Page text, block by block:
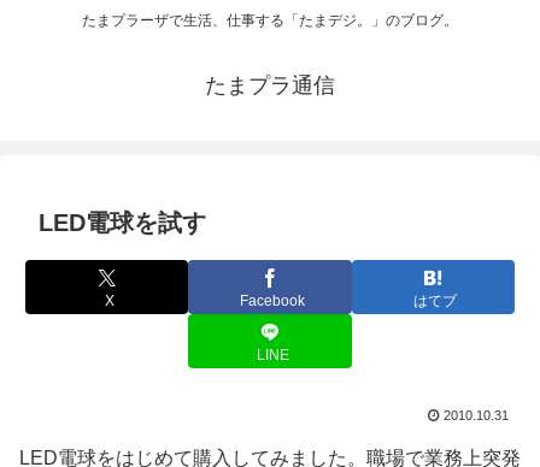
たまプラーザで生活、仕事する「たまデジ。」のブログ。
たまプラ通信
LED電球を試す
X Facebook はてブ
LINE
2010.10.31
LED電球をはじめて購入してみました。職場で業務上突発